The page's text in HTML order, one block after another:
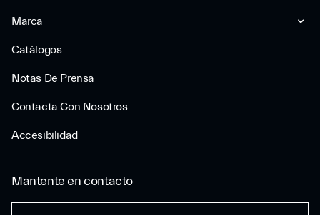
Marca
Catálogos
Notas De Prensa
Contacta Con Nosotros
Accesibilidad
Mantente en contacto